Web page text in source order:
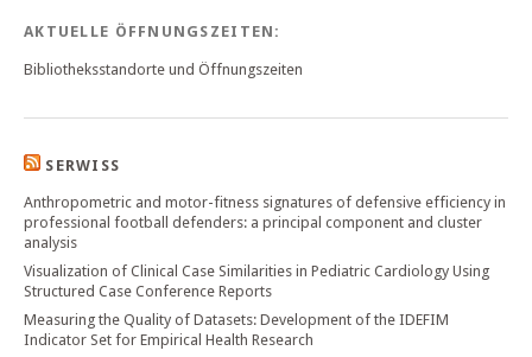
AKTUELLE ÖFFNUNGSZEITEN:
Bibliotheksstandorte und Öffnungszeiten
SERWISS
Anthropometric and motor-fitness signatures of defensive efficiency in
professional football defenders: a principal component and cluster
analysis
Visualization of Clinical Case Similarities in Pediatric Cardiology Using
Structured Case Conference Reports
Measuring the Quality of Datasets: Development of the IDEFIM
Indicator Set for Empirical Health Research